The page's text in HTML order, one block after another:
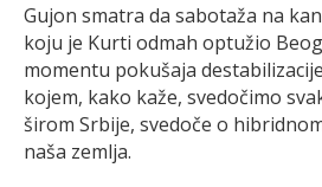
Gujon smatra da sabotaža na
koju je Kurti odmah optužio
momentu pokušaja
kojem, kako kaže, svedočimo
širom Srbije, svedoče o
naša zemlja.